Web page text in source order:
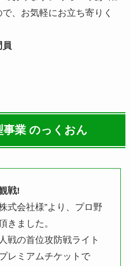
、お気軽にお立ち寄りく
員
事業 のっくおん
戦!
式会社様”より、プロ野
きました。
戦の首位攻防戦ライト
レミアムチケットで